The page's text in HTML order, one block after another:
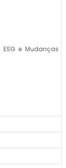
e Mudanças